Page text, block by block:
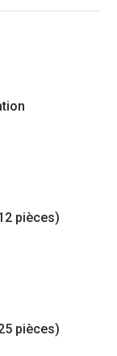
pièces)
pièces)